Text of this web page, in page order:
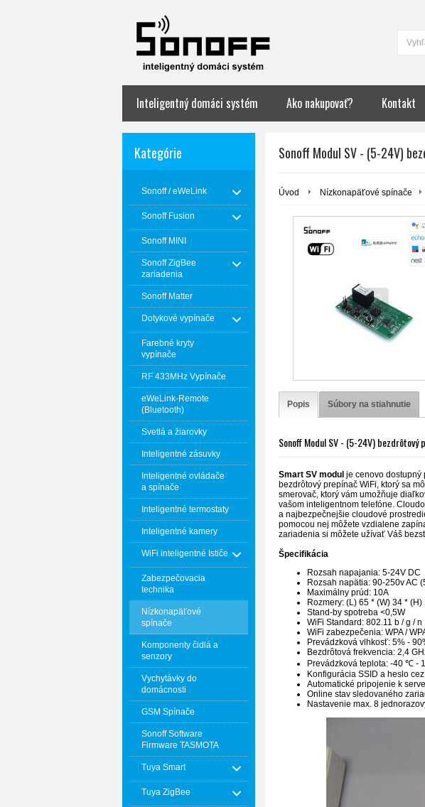
Inteligentný domáci systém Ako nakupovať? Kontakt
Kategórie
Sonoff / eWeLink
Sonoff Fusion
Sonoff MINI
Sonoff ZigBee
zariadenia
Sonoff Matter
Dotykové vypínače
Farebné kryty
vypínače
RF 433MHz Vypínače
eWeLink-Remote
(Bluetooth)
Svetlá a žiarovky
Inteligentné zásuvky
Inteligentné ovládače
a spínače
Inteligentné termostaty
Inteligentné kamery
WiFi inteligentné Ističe
Zabezpečovacia
technika
Nízkonapäťové
spínače
Komponenty čidlá a
senzory
Vychytávky do
domácnosti
GSM Spínače
Sonoff Software
Firmware TASMOTA
Tuya Smart
Tuya ZigBee
Sonoff Modul SV - (5-24V)
Úvod Nízkonapäťové spínače
Popis Súbory na stiahnutie
Sonoff Modul SV - (5-24V) bezdrôtový
Smart SV modul je cenovo dostupný
bezdrôtový prepínač WiFi, ktorý sa
smerovač, ktorý vám umožňuje
vašom inteligentnom telefóne.
a najbezpečnejšie cloudové
pomocou nej môžete vzdialene
zariadenia si môžete užívať Váš
Špecifikácia
Rozsah napajania: 5-24V DC
Rozsah napätia: 90-250v AC
Maximálny prúd: 10A
Rozmery: (L) 65 * (W) 34 * (H)
Stand-by spotreba <0,5W
WiFi Standard: 802.11 b / g / n
WiFi zabezpečenia: WPA /
Prevádzková vlhkosť: 5% -
Bezdrôtová frekvencia: 2,4
Prevádzková teplota: -40 ℃ -
Konfigurácia SSID a heslo cez
Automatické pripojenie k
Online stav sledovaného
Nastavenie max. 8